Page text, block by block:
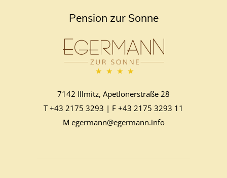
Pension zur Sonne
7142 Illmitz, Apetlonerstraße 28
T+43 2175 3293 | F +43 2175 3293 11
M egermann@egermann.info